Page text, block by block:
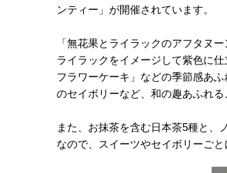
ンティー」が開催されています。
「無花果とライラックのアフタヌ
ライラックをイメージして紫色に
フラワーケーキ」などの季節感あ
のセイボリーなど、和の趣あふれる
また、お抹茶を含む日本茶5種と、
なので、スイーツやセイボリーご